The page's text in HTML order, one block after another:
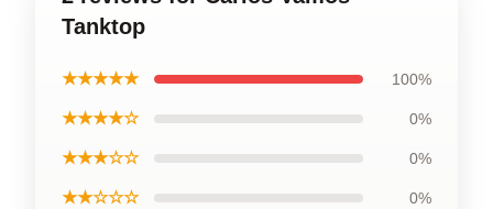
Tanktop
★★★★★ 100%
★★★★☆ 0%
★★★☆☆ 0%
★★☆☆☆ 0%